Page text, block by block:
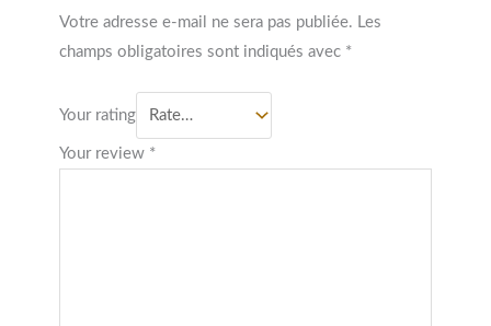
Votre adresse e-mail ne sera pas publiée. Les
champs obligatoires sont indiqués avec *
Your rating
Your review *